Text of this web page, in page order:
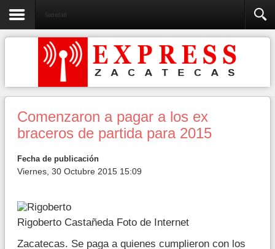
Sociedad
Comenzaron a pagar a los ex
braceros de partida para 2015
Fecha de publicación
Viernes, 30 Octubre 2015 15:09
Rigoberto Castañeda Foto de Internet
Zacatecas. Se paga a quienes cumplieron con los